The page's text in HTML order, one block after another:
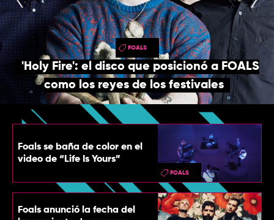
TOP
QUIÉNES SOMOS
CONTACTO
FOALS
'Holy Fire': el disco que posicionó a FOALS
como los reyes de los festivales
Foals se baña de color en el
video de “Life Is Yours”
FOALS
Foals anunció la fecha del